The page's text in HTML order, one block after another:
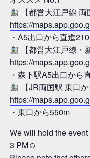
【都営大江戸線 両
https://
・A5出口から直進
【都営大江戸線・
https://
・森下駅A5出口から
【JR両国駅 東口か
https://
・東口から550m
We will hold the
3 PM☺